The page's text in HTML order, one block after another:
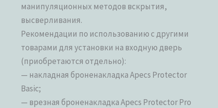
манипуляционных методов вскрытия,
высверливания.
Рекомендации по использованию с другими
товарами для установки на входную дверь
(приобретаются отдельно):
— накладная броненакладка Apecs Protector
Basic;
— врезная броненакладка Apecs Protector Pro